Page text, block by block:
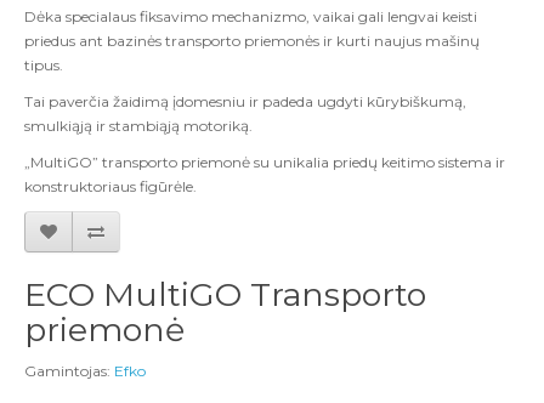
Dėka specialaus fiksavimo mechanizmo, vaikai gali lengvai keisti
priedus ant bazinės transporto priemonės ir kurti naujus mašinų
tipus.
Tai paverčia žaidimą įdomesniu ir padeda ugdyti kūrybiškumą,
smulkiąją ir stambiąją motoriką.
„MultiGO” transporto priemonė su unikalia priedų keitimo sistema ir
konstruktoriaus figūrėle.
ECO MultiGO Transporto
priemonė
Gamintojas: Efko